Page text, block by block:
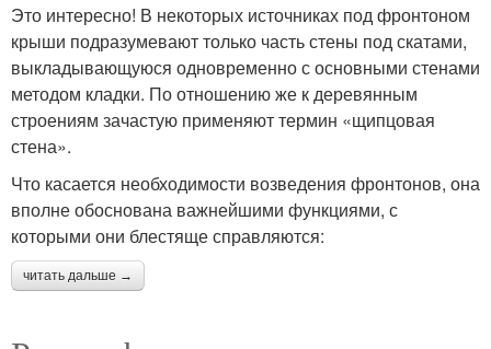
Это интересно! В некоторых источниках под фронтоном
крыши подразумевают только часть стены под скатами,
выкладывающуюся одновременно с основными стенами
методом кладки. По отношению же к деревянным
строениям зачастую применяют термин «щипцовая
стена».
Что касается необходимости возведения фронтонов, она
вполне обоснована важнейшими функциями, с
которыми они блестяще справляются:
читать дальше →